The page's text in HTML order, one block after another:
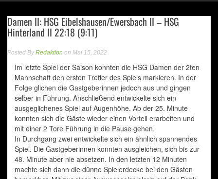
Damen II: HSG Eibelshausen/Ewersbach II – HSG
Hinterland II 22:18 (9:11)
Posted ByRedaktion on Mai 15, 2022
Im letzte Spiel der Saison konnten die HSG Damen der 2ten
Mannschaft den ersten Treffer des Spiels markieren. In der
Folge glichen die Gastgeberinnen jedoch aus und gingen
selber in Führung. Anschließend entwickelte sich ein
ausgeglichenes Spiel auf Augenhöhe. Ab der 25. Minute
konnten sich die Gäste wieder einen Vorteil erarbeiten und
mit einer 2 Tore Führung in die Pause gehen.
In Durchgang zwei entwickelte sich ein ähnlich spannendes
Spiel. Die Gastgeberinnen konnten ausgleichen, sich bis zur
48. Minute aber nie absetzen. In den letzten 12 Minuten
machte sich dann die dünne Spielerdecke bei den Gästen